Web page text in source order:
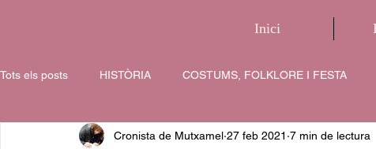
Inici
Tots els posts HISTÒRIA COSTUMS, FOLKLORE I FESTA
Cronista de Mutxamel 27 feb 2021 7 min de lectura